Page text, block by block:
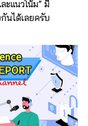
ะแนวโน้ม” มี
นได้เลยครับ